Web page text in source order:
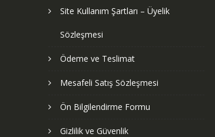
Site Kullanım Şartları – Üyelik
Sözleşmesi
Ödeme ve Teslimat
Mesafeli Satış Sözleşmesi
Ön Bilgilendirme Formu
Gizlilik ve Güvenlik